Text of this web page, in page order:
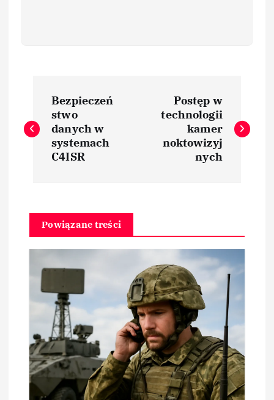
a
g
a
c
a
w
p
Bezpieczeń
stwo
danych w
systemach
C4ISR
Postęp w
technologii
kamer
noktowizyj
nych
Powiązane treści